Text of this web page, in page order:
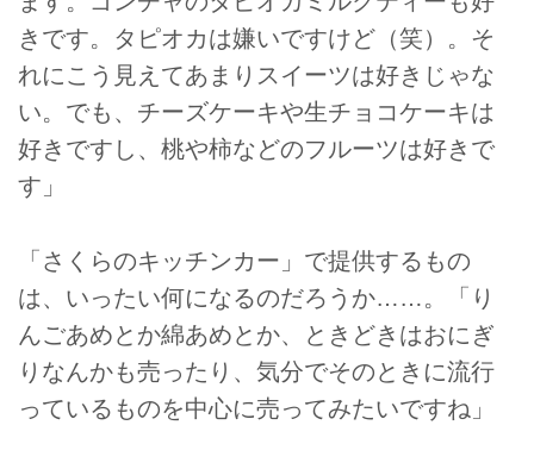
きです。タピオカは嫌いですけど（笑）。そ
れにこう見えてあまりスイーツは好きじゃな
い。でも、チーズケーキや生チョコケーキは
好きですし、桃や柿などのフルーツは好きで
す」
「さくらのキッチンカー」で提供するもの
は、いったい何になるのだろうか……。「り
んごあめとか綿あめとか、ときどきはおにぎ
りなんかも売ったり、気分でそのときに流行
っているものを中心に売ってみたいですね」